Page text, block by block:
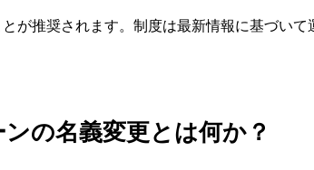
が推奨されます。制度は最新情報に基づいて
の名義変更とは何か？